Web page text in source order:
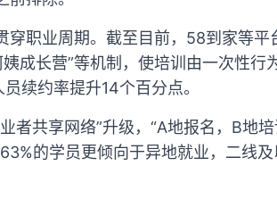
穿职业周期。截至目前，58到家等平
成长营”等机制，使培训由一次性行
续约率提升14个百分点。
者共享网络”升级，“A地报名，B地
的学员更倾向于异地就业，二线